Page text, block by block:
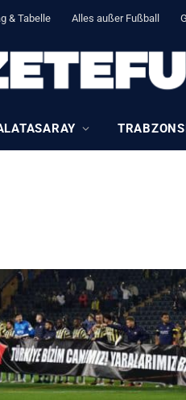
& Tabelle Alles außer Fußball